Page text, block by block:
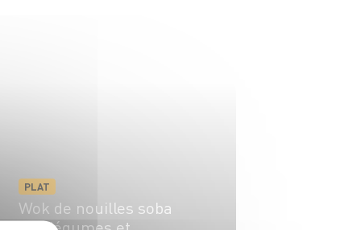
PLAT
Wok de nouilles soba